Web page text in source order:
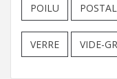
POILU
VERRE VIDE-